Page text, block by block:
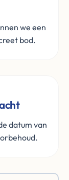
we een
bod.
datum van